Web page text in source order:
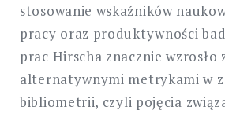
stosowanie wskaźników
pracy oraz produktywności
prac Hirscha znacznie wzrosło
alternatywnymi metrykami w
bibliometrii, czyli pojęcia